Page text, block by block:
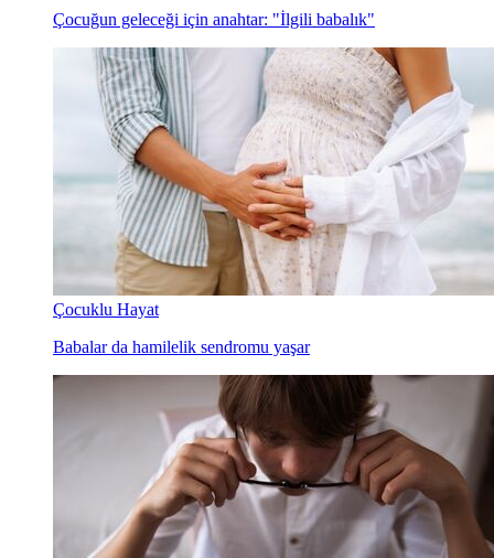
Çocuğun geleceği için anahtar: "İlgili babalık"
Çocuklu Hayat
Babalar da hamilelik sendromu yaşar